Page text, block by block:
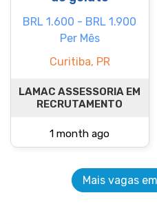
BRL 1.600 - BRL 1.900
Per Mês
Curitiba, PR
LAMAC ASSESSORIA EM
RECRUTAMENTO
1 month ago
Mais vagas